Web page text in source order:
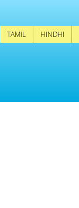
TAMIL HINDHI